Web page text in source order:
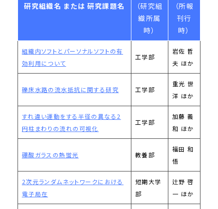
研究組織名 または 研究課題名
（研究組
織所属
時）
（所報
刊行
時）
組織内ソフトとパーソナルソフトの有
効利用について
工学部
岩佐 哲
夫 ほか
礫床水路の流水抵抗に関する研究 工学部
重光 世
洋 ほか
すれ違い運動をする半径の異なる2
円柱まわりの流れの可視化
工学部
加藤 義
和 ほか
硼酸ガラスの熱蛍光 教養部
福田 和
悟
2次元ランダムネットワークにおける
電子局在
短期大学
部
辻野 啓
一 ほか